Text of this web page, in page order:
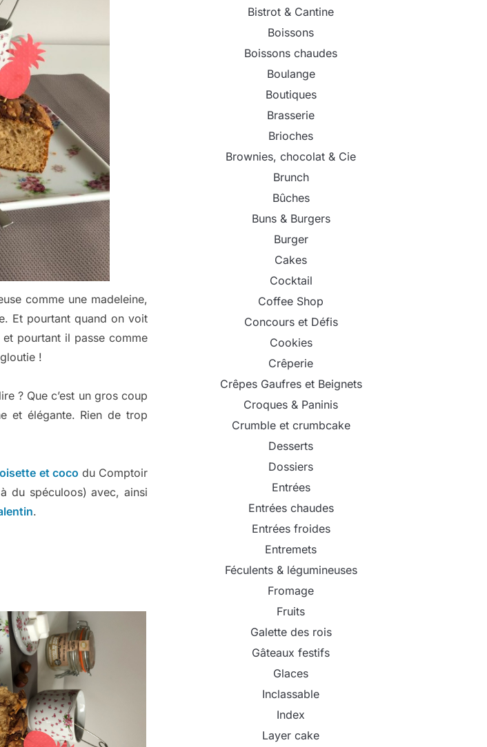
comme une madeleine,
Et pourtant quand on voit
pourtant il passe comme
!
? Que c’est un gros coup
et élégante. Rien de trop
et coco du Comptoir
du spéculoos) avec, ainsi
.
Bistrot & Cantine
Boissons
Boissons chaudes
Boulange
Boutiques
Brasserie
Brioches
Brownies, chocolat & Cie
Brunch
Bûches
Buns & Burgers
Burger
Cakes
Cocktail
Coffee Shop
Concours et Défis
Cookies
Crêperie
Crêpes Gaufres et Beignets
Croques & Paninis
Crumble et crumbcake
Desserts
Dossiers
Entrées
Entrées chaudes
Entrées froides
Entremets
Féculents & légumineuses
Fromage
Fruits
Galette des rois
Gâteaux festifs
Glaces
Inclassable
Index
Layer cake